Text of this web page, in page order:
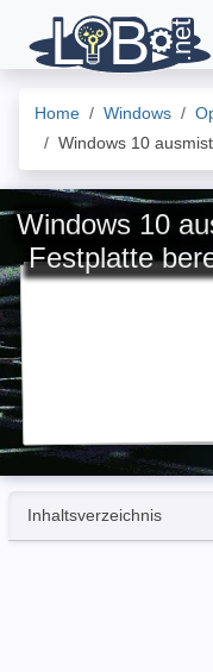
Home Windows
Windows 10
Windows 10
Festplatte
Inhaltsverzeichnis